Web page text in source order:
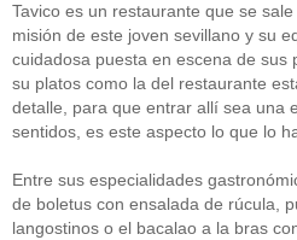
Tavico es un restaurante que se
misión de este joven sevillano y su
cuidadosa puesta en escena de sus
su platos como la del restaurante
detalle, para que entrar allí sea una
sentidos, es este aspecto lo que lo
Entre sus especialidades
de boletus con ensalada de rúcula,
langostinos o el bacalao a la bras